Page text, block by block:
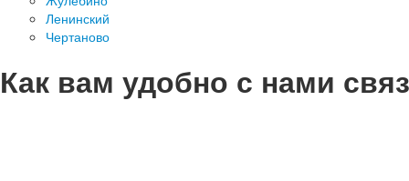
Ленинский
Чертаново
Как вам удобно с нами